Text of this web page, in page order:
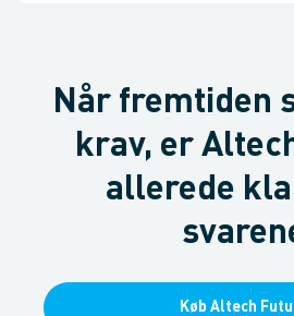
Når fremtiden
krav, er
allerede
Køb Altech